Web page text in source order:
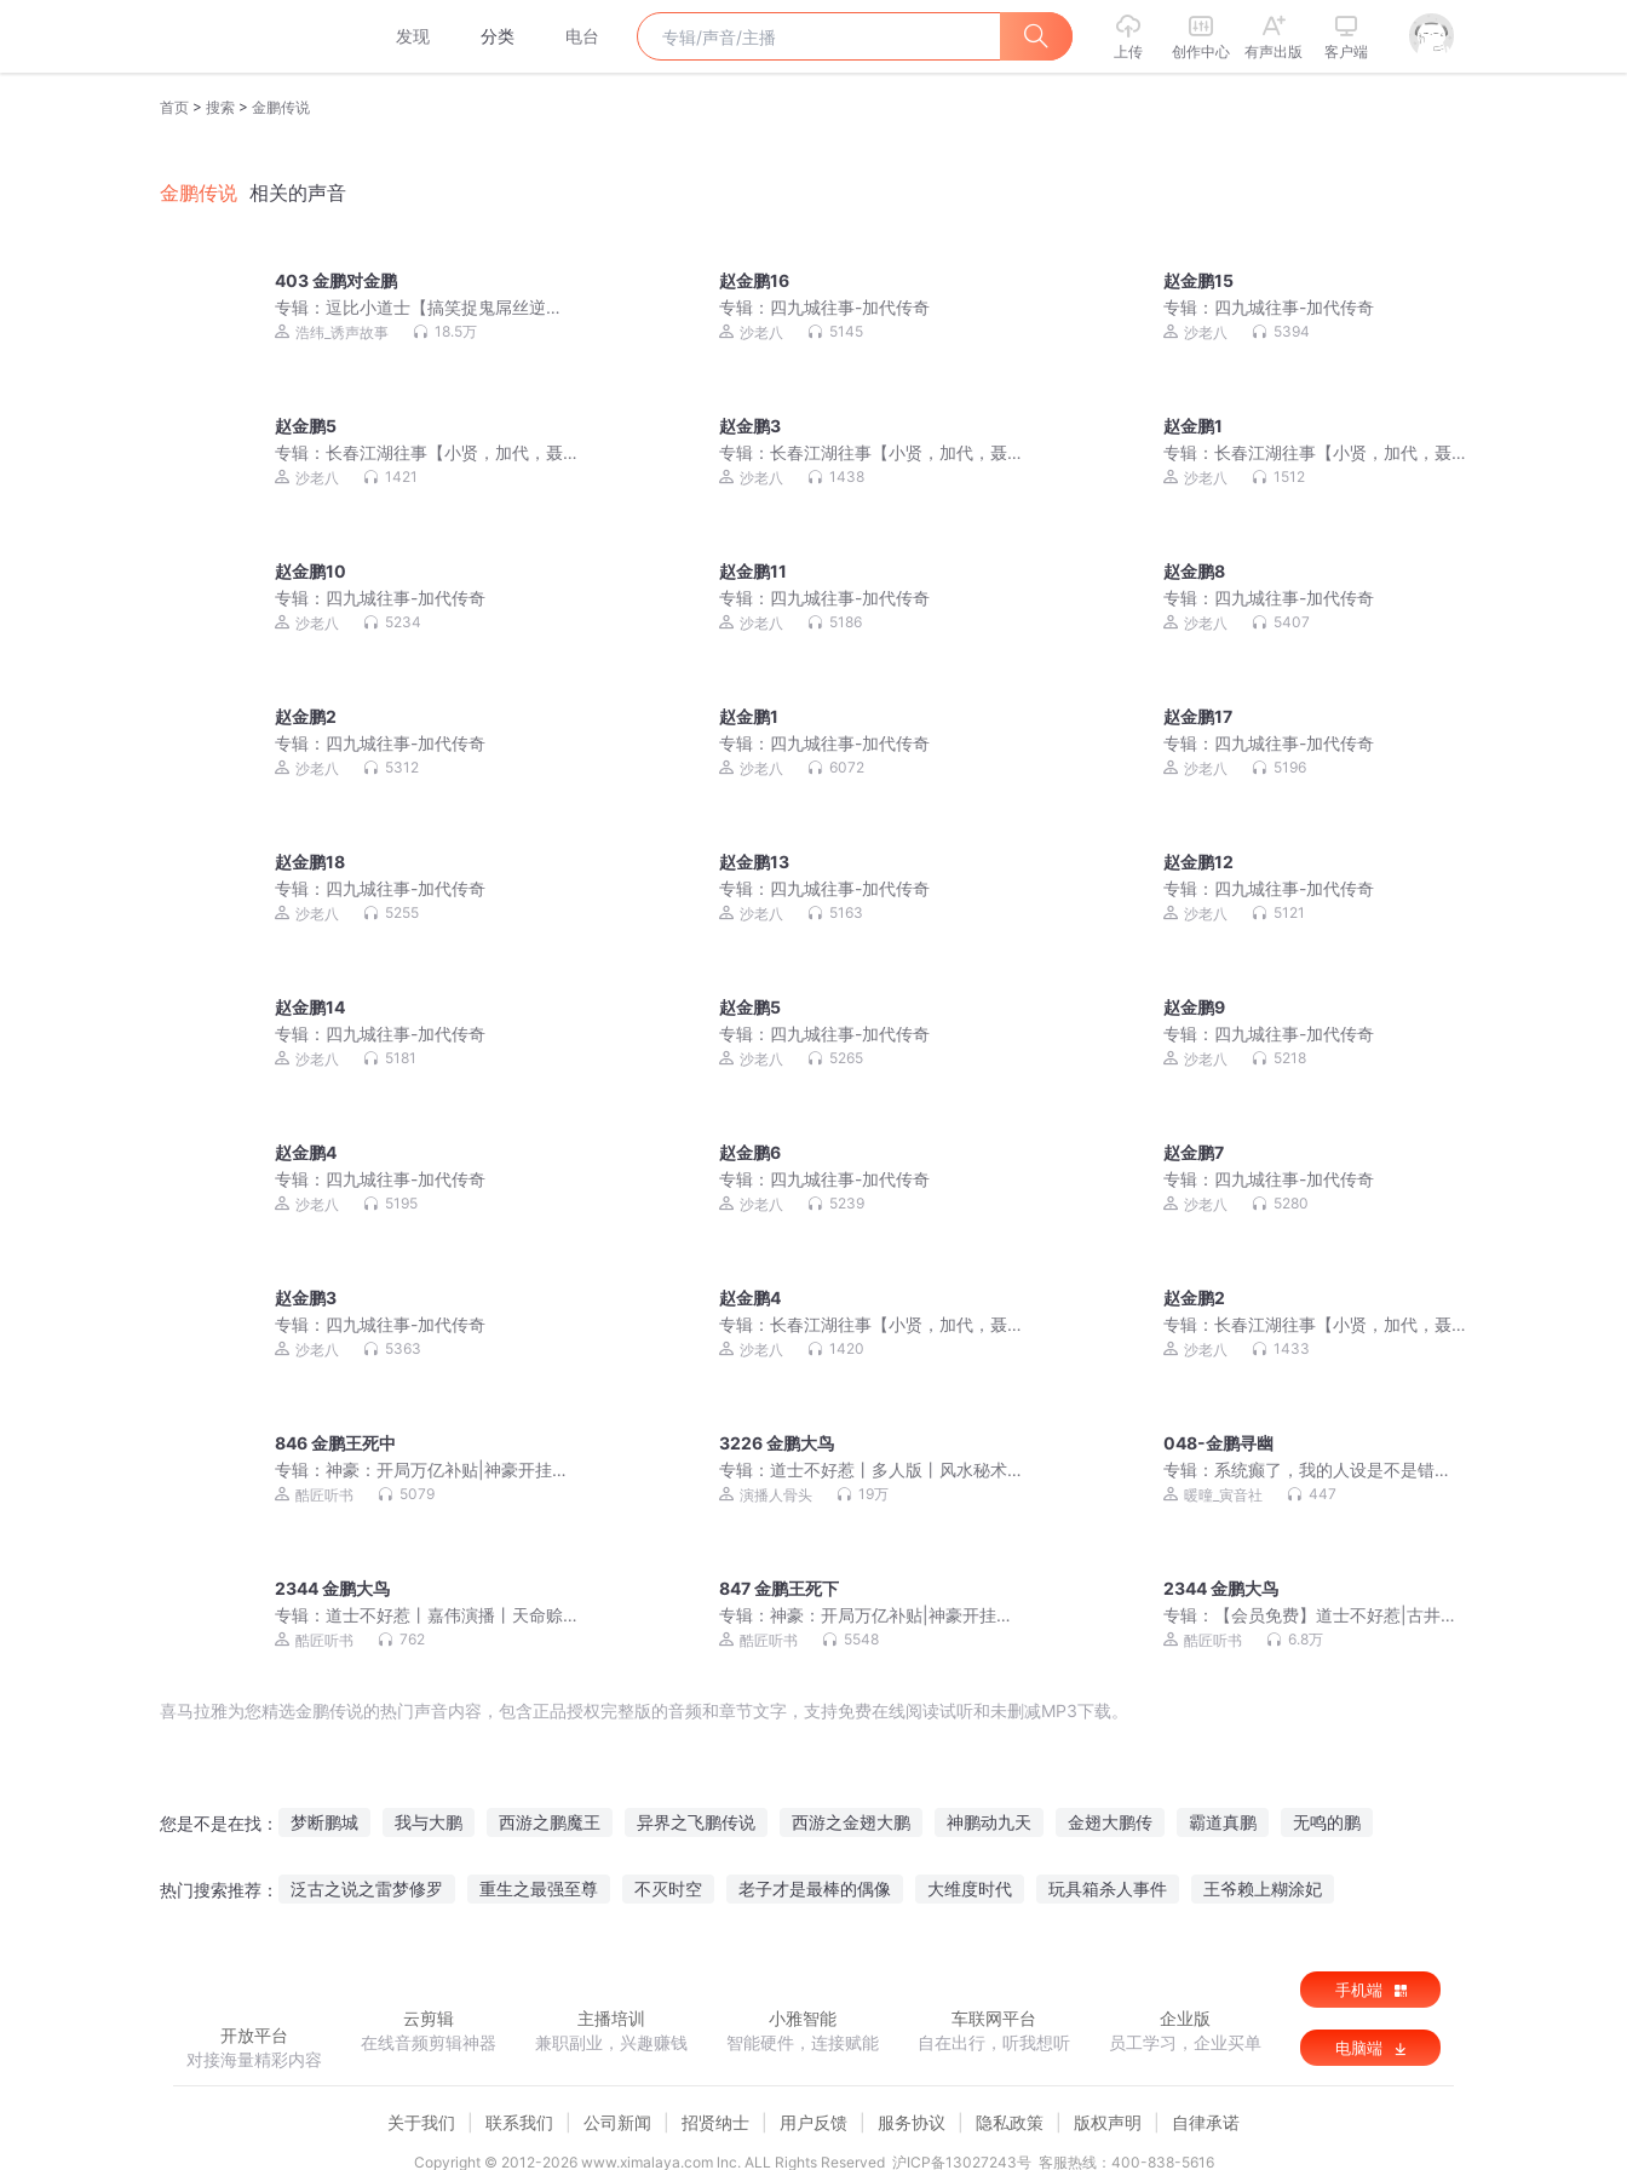
发现 分类 电台
上传 创作中心 有声出版 客户端
首页 > 搜索 > 金鹏传说
金鹏传说 相关的声音
403 金鹏对金鹏
专辑： 逗比小道士【搞笑捉鬼屌丝逆
袭】浩纬_诱声故事 18.5万
赵金鹏16
专辑： 四九城往事-加代传奇
沙老八 5145
赵金鹏15
专辑： 四九城往事-加代传奇
沙老八 5394
赵金鹏5
专辑： 长春江湖往事【小贤，加代，聂
磊，李正光，梁旭东】
沙老八 1421
赵金鹏3
专辑：长春江湖往事【小贤，加代，聂
磊，李正光，梁旭东】
沙老八 1438
赵金鹏1
专辑：长春江湖往事【小贤，加代，聂
磊，李正光，梁旭东】
沙老八 1512
赵金鹏10
专辑： 四九城往事-加代传奇
沙老八 5234
赵金鹏11
专辑： 四九城往事-加代传奇
沙老八 5186
赵金鹏8
专辑： 四九城往事-加代传奇
沙老八 5407
赵金鹏2
专辑： 四九城往事-加代传奇
沙老八 5312
赵金鹏1
专辑： 四九城往事-加代传奇
沙老八 6072
赵金鹏17
专辑： 四九城往事-加代传奇
沙老八 5196
赵金鹏18
专辑： 四九城往事-加代传奇
沙老八 5255
赵金鹏13
专辑： 四九城往事-加代传奇
沙老八 5163
赵金鹏12
专辑： 四九城往事-加代传奇
沙老八 5121
赵金鹏14
专辑： 四九城往事-加代传奇
沙老八 5181
赵金鹏5
专辑： 四九城往事-加代传奇
沙老八 5265
赵金鹏9
专辑： 四九城往事-加代传奇
沙老八 5218
赵金鹏4
专辑： 四九城往事-加代传奇
沙老八 5195
赵金鹏6
专辑： 四九城往事-加代传奇
沙老八 5239
赵金鹏7
专辑： 四九城往事-加代传奇
沙老八 5280
赵金鹏3
专辑： 四九城往事-加代传奇
沙老八 5363
赵金鹏4
专辑：长春江湖往事【小贤，加代，聂
磊，李正光，梁旭东】
沙老八 1420
赵金鹏2
专辑：长春江湖往事【小贤，加代，聂
磊，李正光，梁旭东】
沙老八 1433
846 金鹏王死中
专辑： 神豪：开局万亿补贴|神豪开挂人
生|钞能翻倍蚂蚁超神
酷匠听书 5079
3226 金鹏大鸟
专辑：道士不好惹丨多人版丨风水秘术
丨爆笑丨都市丨悬疑丨骨头演播
演播人骨头 19万
048-金鹏寻幽
专辑： 系统癫了，我的人设是不是错
了？丨穿书丨系统丨傲娇丨搞笑
暖曈_寅音社 447
2344 金鹏大鸟
专辑： 道士不好惹丨嘉伟演播丨天命赊
刀人前传 免费福利
酷匠听书 762
847 金鹏王死下
专辑：神豪：开局万亿补贴|神豪开挂人
生|钞能翻倍蚂蚁超神
酷匠听书 5548
2344 金鹏大鸟
专辑：
【会员免费】道士不好惹|古井观
传奇|嘉伟演播
酷匠听书 6.8万
喜马拉雅为您精选金鹏传说的热门声音内容，包含正品授权完整版的音频和章节文字，支持免费在线阅读试听和未删减MP3下载。
您是不是在找： 梦断鹏城 我与大鹏 西游之鹏魔王 异界之飞鹏传说 西游之金翅大鹏 神鹏动九天 金翅大鹏传 霸道真鹏 无鸣的鹏
热门搜索推荐： 泛古之说之雷梦修罗 重生之最强至尊 不灭时空 老子才是最棒的偶像 大维度时代 玩具箱杀人事件 王爷赖上糊涂妃
开放平台
对接海量精彩内容
云剪辑
在线音频剪辑神器
主播培训
兼职副业，兴趣赚钱
小雅智能
智能硬件，连接赋能
车联网平台
自在出行，听我想听
企业版
员工学习，企业买单
手机端
电脑端
关于我们 联系我们 公司新闻 招贤纳士 用户反馈 服务协议 隐私政策 版权声明 自律承诺
Copyright © 2012-2026www.ximalaya.com lnc. ALL Rights Reserved 沪ICP备13027243号 客服热线：400-838-5616